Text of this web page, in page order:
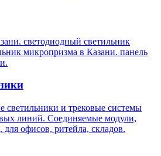
светодиодный светильник
микропризма в Казани. панель
.
светильники и трековые системы
линий. Соединяемые модули,
офисов, ритейла, складов.